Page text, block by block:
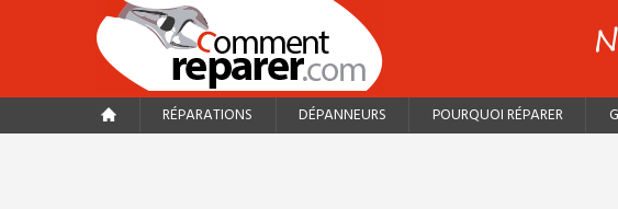
RÉPARATIONS DÉPANNEURS POURQUOI RÉPARER